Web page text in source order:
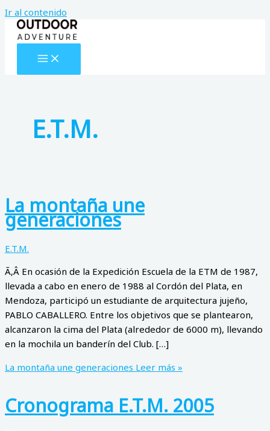
Ir al contenido
E.T.M.
La montaña une
generaciones
E.T.M.
Ã‚Â En ocasión de la Expedición Escuela de la ETM de 1987,
llevada a cabo en enero de 1988 al Cordón del Plata, en
Mendoza, participó un estudiante de arquitectura jujeño,
PABLO CABALLERO. Entre los objetivos que se plantearon,
alcanzaron la cima del Plata (alrededor de 6000 m), llevando
en la mochila un banderí­n del Club. […]
La montaña une generaciones Leer más »
Cronograma E.T.M. 2005